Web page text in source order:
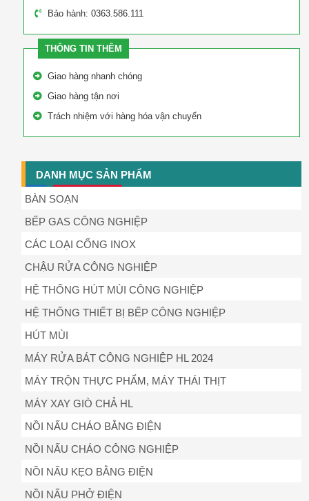
Bảo hành: 0363.586.111
THÔNG TIN THÊM
Giao hàng nhanh chóng
Giao hàng tận nơi
Trách nhiệm với hàng hóa vận chuyển
DANH MỤC SẢN PHẨM
BÀN SOẠN
BẾP GAS CÔNG NGHIỆP
CÁC LOẠI CỔNG INOX
CHẬU RỬA CÔNG NGHIỆP
HỆ THỐNG HÚT MÙI CÔNG NGHIỆP
HỆ THỐNG THIẾT BỊ BẾP CÔNG NGHIỆP
HÚT MÙI
MÁY RỬA BÁT CÔNG NGHIỆP HL 2024
MÁY TRỘN THỰC PHẨM, MÁY THÁI THỊT
MÁY XAY GIÒ CHẢ HL
NỒI NẤU CHÁO BẰNG ĐIỆN
NỒI NẤU CHÁO CÔNG NGHIỆP
NỒI NẤU KẸO BẰNG ĐIỆN
NỒI NẤU PHỞ ĐIỆN